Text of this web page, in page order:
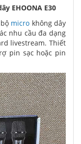
EHOONA E30
micro không dây
nhu cầu đa dạng
livestream. Thiết
pin sạc hoặc pin